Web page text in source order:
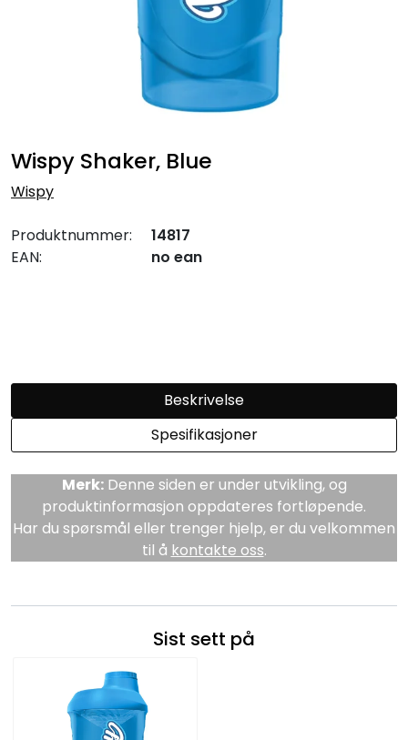
Wispy Shaker, Blue
Wispy
Produktnummer:
14817
EAN:
no ean
Beskrivelse
Spesifikasjoner
Merk:Denne siden er under utvikling, og
produktinformasjon oppdateres fortløpende.
Har du spørsmål eller trenger hjelp, er du velkommen
til å kontakte oss.
Sist sett på